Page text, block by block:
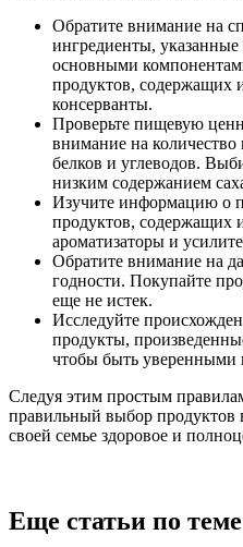
Обратите внимание на
ингредиенты,
основными
продуктов, содержащих
консерванты.
Проверьте пищевую
внимание на
белков и углеводов.
низким содержанием
Изучите информацию о
продуктов, содержащих
ароматизаторы и
Обратите внимание на
годности. Покупайте
еще не истек.
Исследуйте
продукты,
чтобы быть уверенными
Следуя этим простым
правильный выбор продуктов
своей семье здоровое и
Еще статьи по теме